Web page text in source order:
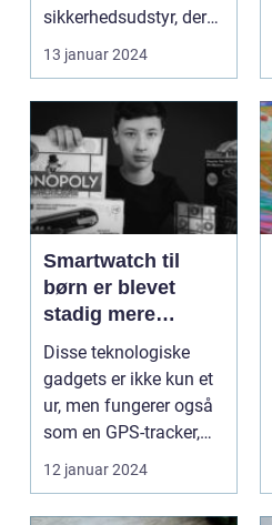
sikkerhedsudstyr, der
spiller en afgørende
rolle i a...
13 januar 2024
Smartwatch til
børn er blevet
stadig mere
populært i de
senere år
Disse teknologiske
gadgets er ikke kun et
ur, men fungerer også
som en GPS-tracker,
fitness-tracker ...
12 januar 2024